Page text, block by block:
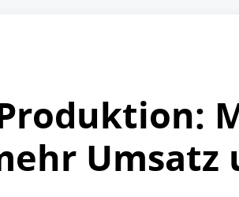
Umsatz